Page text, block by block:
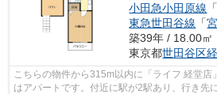
小田急小田原線
東急世田谷線 「
築39年 / 18.00㎡
東京都世田谷区
こちらの物件から315m以内に「ライフ 経堂店
はアパートです。付近に駅が2駅あり、行き先